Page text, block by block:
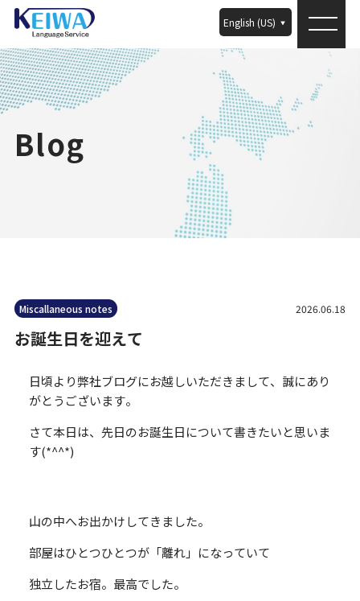
English (US)
Blog
Miscallaneous notes 2026.06.18
お誕生日を迎えて
日頃より弊社ブログにお越しいただきまして、誠にあり
がとうございます。
さて本日は、先日のお誕生日について書きたいと思いま
す(*^^*)
山の中へお出かけしてきました。
部屋はひとつひとつが「離れ」になっていて
独立したお宿。最高でした。